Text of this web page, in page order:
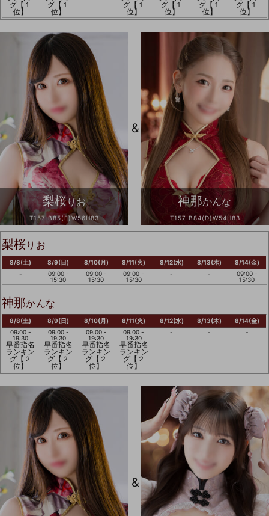
グ【１
位】
グ【１
位】
グ【１
位】
グ【１
位】
グ【１
位】
グ【１
位】
梨桜りお
T157 B85(E)W56H83
&
神那かんな
T157 B84(D)W54H83
梨桜りお
8/8(土)
-
8/9(日)
09:00 -
15:30
8/10(月)
09:00 -
15:30
8/11(火)
09:00 -
15:30
8/12(水)
-
8/13(木)
-
8/14(金)
09:00 -
15:30
神那かんな
8/8(土)
09:00 -
19:30
早番指名
ランキン
グ【２
位】
8/9(日)
09:00 -
19:30
早番指名
ランキン
グ【２
位】
8/10(月)
09:00 -
19:30
早番指名
ランキン
グ【２
位】
8/11(火)
09:00 -
19:30
早番指名
ランキン
グ【２
位】
8/12(水)
-
8/13(木)
-
8/14(金)
-
&